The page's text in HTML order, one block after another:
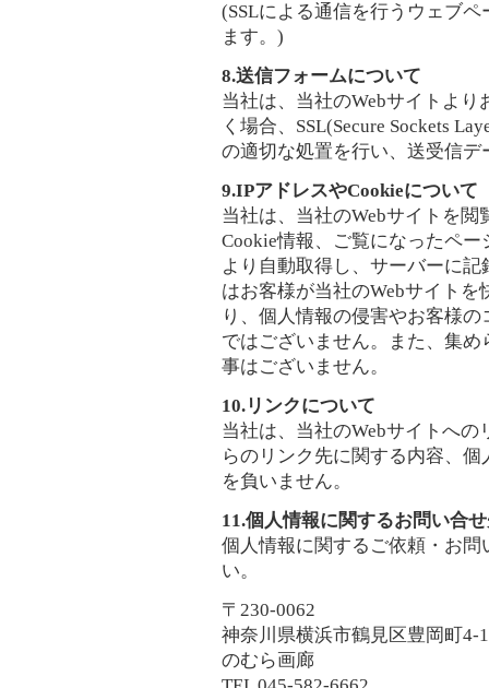
(SSLによる通信を行うウェブ
ます。)
8.送信フォームについて
当社は、当社のWebサイトよ
く場合、SSL(Secure Sockets
の適切な処置を行い、送受信
9.IPアドレスやCookieについて
当社は、当社のWebサイトを
Cookie情報、ご覧になったペ
より自動取得し、サーバーに
はお客様が当社のWebサイト
り、個人情報の侵害やお客様
ではございません。また、集
事はございません。
10.リンクについて
当社は、当社のWebサイトへ
らのリンク先に関する内容、
を負いません。
11.個人情報に関するお問い合
個人情報に関するご依頼・お
い。
〒230-0062
神奈川県横浜市鶴見区豊岡町4-
のむら画廊